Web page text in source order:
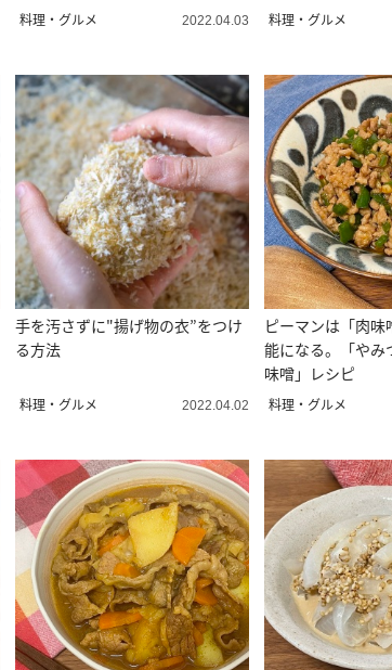
料理・グルメ 2022.04.03 料理・グルメ
手を汚さずに"揚げ物の衣”をつけ
る方法
料理・グルメ 2022.04.02
ピーマンは「肉
能になる。「やみ
味噌」レシピ
料理・グルメ